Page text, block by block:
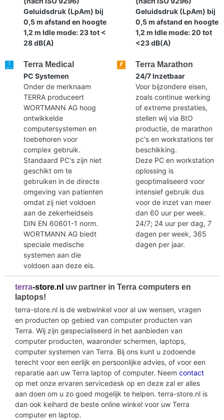
Geluidsdruk (LpAm) bij
0,5 m afstand en hoogte
1,2 m Idle mode: 23 tot <
28 dB(A)
Geluidsdruk (LpAm) bij
0,5 m afstand en hoogte
1,2 m Idle mode: 20 tot
<23 dB(A)
Terra Medical
PC Systemen
Onder de merknaam
TERRA produceert
WORTMANN AG hoog
ontwikkelde
computersystemen en
toebehoren voor
complex gebruik.
Standaard PC's zijn niet
geschikt om te
gebruiken in de directe
omgeving van patienten
omdat zij niet voldoen
aan de zekerheidseis
DIN EN 60601-1 norm.
WORTMANN AG biedt
speciale medische
systemen aan die
voldoen aan deze eis.
Terra Marathon
24/7 Inzetbaar
Voor bijzondere eisen,
zoals continue werking
of extreme prestaties,
stellen wij via BtO
productie, de marathon
pc's en workstations ter
beschikking.
Deze PC en workstation
oplossing is
geoptimaliseerd voor
intensief gebruik dus
voor de inzet van meer
dan 60 uur per week.
24/7; 24 uur per dag, 7
dagen per week, 365
dagen per jaar.
terra-store.nl uw partner in Terra computers en
laptops!
terra-store.nl is de webwinkel voor al uw wensen, vragen
en producten op gebied van computer producten van
Terra. Wij zijn gespecialiseerd in het aanbieden van
computer producten, waaronder schermen, laptops,
computer systemen van Terra. Bij ons kunt u zodoende
terecht voor een eerlijk en persoonlijke advies, of voor een
reparatie aan uw Terra laptop of computer. Neem contact
op met onze ervaren servicedesk op en deze zal er alles
aan doen om u zo goed mogelijk te helpen. terra-store.nl is
dan ook keihard de beste online winkel voor uw Terra
computer en laptop.